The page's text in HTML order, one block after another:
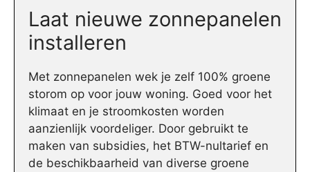
Laat nieuwe zonnepanelen
installeren
Met zonnepanelen wek je zelf 100% groene
storom op voor jouw woning. Goed voor het
klimaat en je stroomkosten worden
aanzienlijk voordeliger. Door gebruikt te
maken van subsidies, het BTW-nultarief en
de beschikbaarheid van diverse groene